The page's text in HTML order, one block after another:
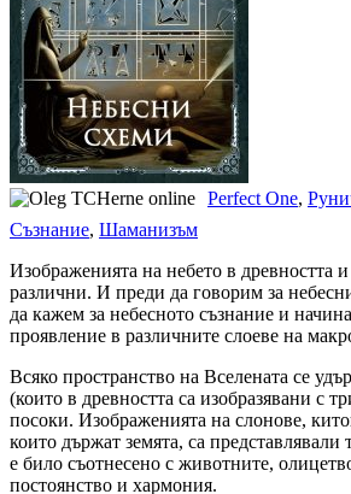
Perfect One,
Съзнание, Шаманизъм
Изображенията на небето в древността
различни. И преди да говорим за
да кажем за небесното съзнание и
проявление в различните слоеве на
Всяко пространство на Вселената се
(които в древността са изобразявани с
посоки. Изображенията на слонове,
които държат земята, са представлявали
е било съотнесено с животните,
постоянство и хармония.